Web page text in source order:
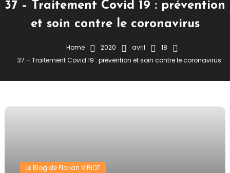
37 – Traitement Covid 19 : prévention
et soin contre le coronavirus
Home 2020 avril
18
37 – Traitement Covid 19 : prévention et soin contre le coronavirus
Le Blog de Florian VIRIOT